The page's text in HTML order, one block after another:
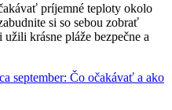
príjemné teploty okolo
si so sebou zobrať
krásne pláže bezpečne a
september: Čo očakávať a ako